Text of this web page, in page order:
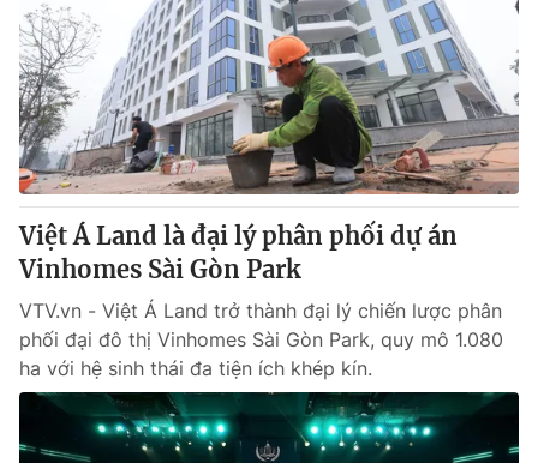
Việt Á Land là đại lý phân phối dự án
Vinhomes Sài Gòn Park
VTV.vn - Việt Á Land trở thành đại lý chiến lược phân
phối đại đô thị Vinhomes Sài Gòn Park, quy mô 1.080
ha với hệ sinh thái đa tiện ích khép kín.